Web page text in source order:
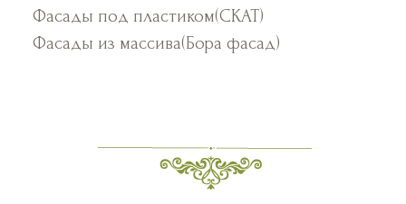
Фасады под пластиком(СКАТ)
Фасады из массива(Бора фасад)